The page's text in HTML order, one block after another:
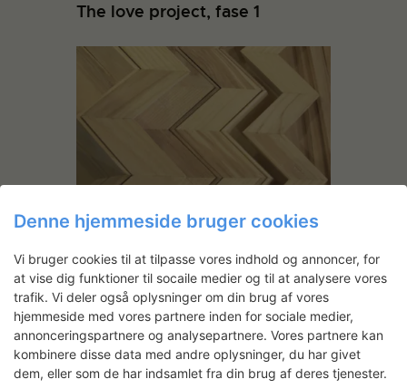
The love project, fase 1
Filt-møbel
Henrik Jørgensen
Faciliteter
TRÆVÆRKSTED
Denne hjemmeside bruger cookies
Vi bruger cookies til at tilpasse vores indhold og annoncer, for
at vise dig funktioner til socaile medier og til at analysere vores
trafik. Vi deler også oplysninger om din brug af vores
hjemmeside med vores partnere inden for sociale medier,
annonceringspartnere og analysepartnere. Vores partnere kan
kombinere disse data med andre oplysninger, du har givet
dem, eller som de har indsamlet fra din brug af deres tjenester.